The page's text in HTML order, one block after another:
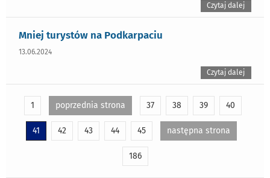
Czytaj dalej
Mniej turystów na Podkarpaciu
13.06.2024
Czytaj dalej
1 poprzednia strona 37 38 39 40
41 42 43 44 45 następna strona
186